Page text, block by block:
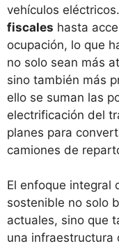
vehículos
fiscales hasta
ocupación, lo que
no solo sean más
sino también más
ello se suman las
electrificación del
planes para
camiones de
El enfoque integral
sostenible no solo
actuales, sino que
una infraestructura